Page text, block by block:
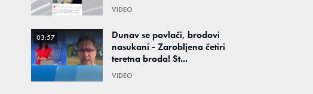
VIDEO
03:57
Dunav se povlači, brodovi
nasukani - Zarobljena četiri
teretna broda! St...
VIDEO